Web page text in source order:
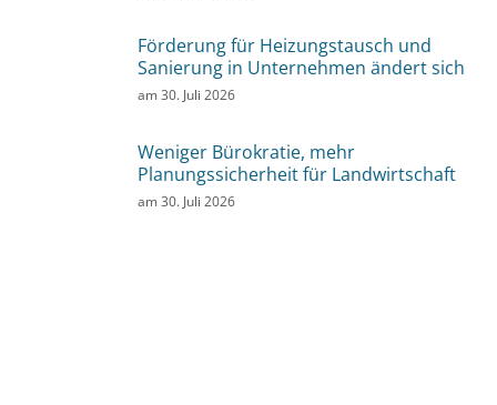
Förderung für Heizungstausch und
Sanierung in Unternehmen ändert sich
am30. Juli 2026
Weniger Bürokratie, mehr
Planungssicherheit für Landwirtschaft
am30. Juli 2026